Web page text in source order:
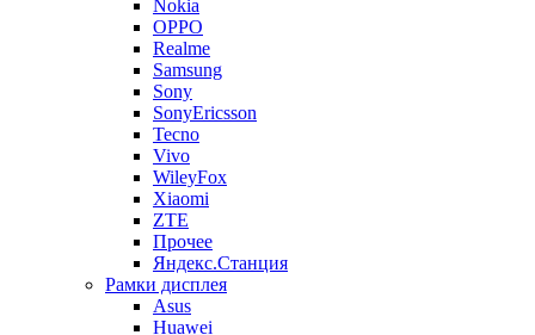
Nokia
OPPO
Realme
Samsung
Sony
SonyEricsson
Tecno
Vivo
WileyFox
Xiaomi
ZTE
Прочее
Яндекс.Станция
Рамки дисплея
Asus
Huawei